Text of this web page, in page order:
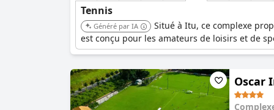
Tennis
Généré par IA
Situé à Itu, ce complexe
est conçu pour les amateurs de loisirs et de
Oscar